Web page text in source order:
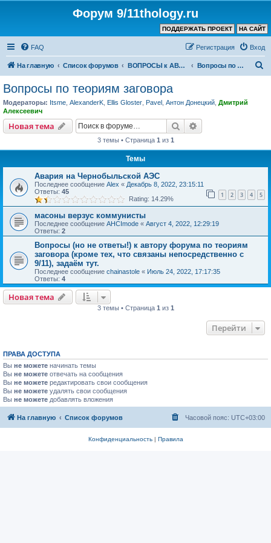
Форум 9/11thology.ru
НА САЙТ
ПОДДЕРЖАТЬ ПРОЕКТ
FAQ Вход
Регистрация
На главную Список форумов ВОПРОСЫ к АВТОРУ КАНАЛА и ХОЗЯИНУ ФОРУМА Вопросы по теориям заговора
Вопросы по теориям заговора
Модераторы: Itsme AlexanderK Ellis Gloster Pavel Антон Донецкий Дмитрий
Алексеевич
Новая тема Поиск
3 темы • Страница 1 из 1
Темы
Авария на Чернобыльской АЭС
Последнее сообщение Аlex « Декабрь 8, 2022, 23:15:11
Ответы: 45 1 2 3 4 5
Rating: 14.29%
масоны верзус коммунисты
Последнее сообщение AHCImode « Август 4, 2022, 12:29:19
Ответы: 2
Вопросы (но не ответы!) к автору форума по теориям
заговора (кроме тех, что связаны непосредственно с
9/11), задаём тут.
Последнее сообщение chainastole « Июль 24, 2022, 17:17:35
Ответы: 4
Новая тема
3 темы • Страница 1 из 1
Перейти
ПРАВА ДОСТУПА
Вы не можете начинать темы
Вы не можете отвечать на сообщения
Вы не можете редактировать свои сообщения
Вы не можете удалять свои сообщения
Вы не можете добавлять вложения
На главную Список форумов Часовой пояс: UTC+03:00
Конфиденциальность| Правила